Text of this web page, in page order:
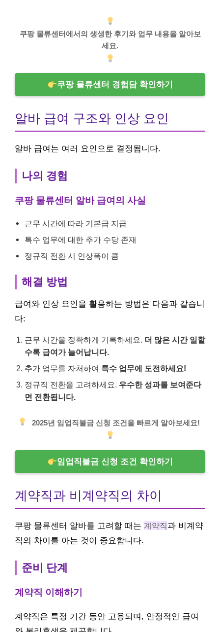
쿠팡 물류센터에서의 생생한 후기와 업무 내용을 알아보
세요.
쿠팡 물류센터 경험담 확인하기
알바 급여 구조와 인상 요인
알바 급여는 여러 요인으로 결정됩니다.
나의 경험
쿠팡 물류센터 알바 급여의 사실
근무 시간에 따라 기본급 지급
특수 업무에 대한 추가 수당 존재
정규직 전환 시 인상폭이 큼
해결 방법
급여와 인상 요인을 활용하는 방법은 다음과 같습니
다:
근무 시간을 정확하게 기록하세요. 더 많은 시간 일할
수록 급여가 늘어납니다.
추가 업무를 자처하여 특수 업무에 도전하세요!
정규직 전환을 고려하세요. 우수한 성과를 보여준다
면 전환됩니다.
2025년 임업직불금 신청 조건을 빠르게 알아보세요!
임업직불금 신청 조건 확인하기
계약직과 비계약직의 차이
쿠팡 물류센터 알바를 고려할 때는 계약직과 비계약
직의 차이를 아는 것이 중요합니다.
준비 단계
계약직 이해하기
계약직은 특정 기간 동안 고용되며, 안정적인 급여